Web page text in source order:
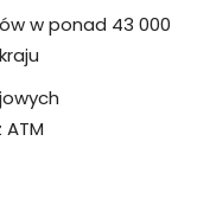
w ponad 43 000